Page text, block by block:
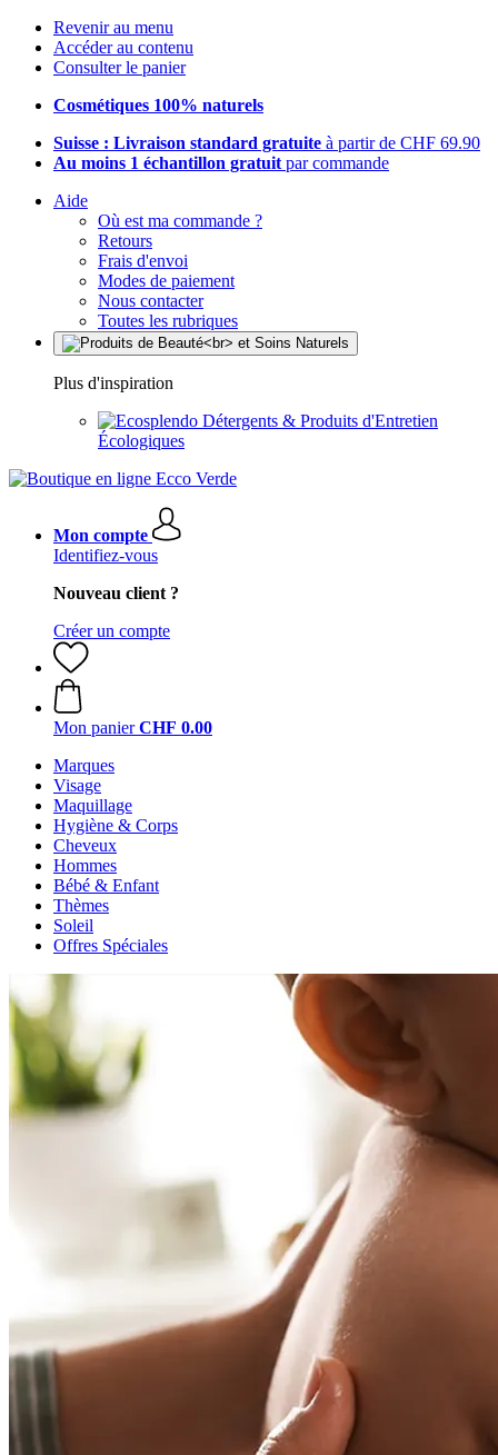
Revenir au menu
Accéder au contenu
Consulter le panier
Cosmétiques 100% naturels
Suisse : Livraison standard gratuite à partir de CHF 69.90
Au moins 1 échantillon gratuit par commande
Aide
Où est ma commande ?
Retours
Frais d'envoi
Modes de paiement
Nous contacter
Toutes les rubriques
Plus d'inspiration
Détergents & Produits d'Entretien
Écologiques
Mon compte
Identifiez-vous
Nouveau client ?
Créer un compte
Mon panier CHF 0.00
Marques
Visage
Maquillage
Hygiène & Corps
Cheveux
Hommes
Bébé & Enfant
Thèmes
Soleil
Offres Spéciales